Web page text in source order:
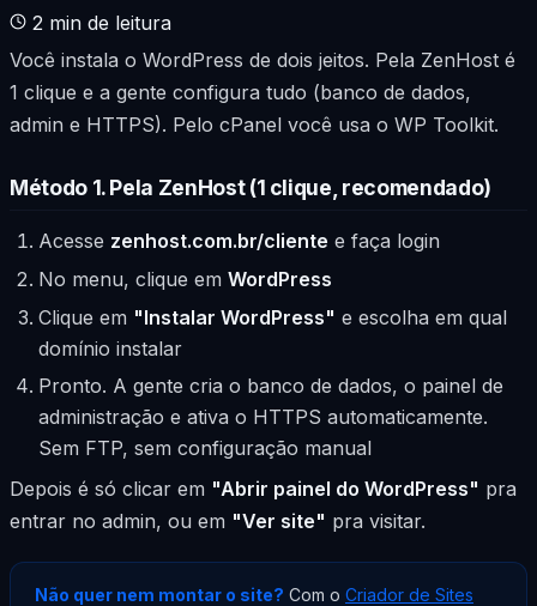
2 min de leitura
Você instala o WordPress de dois jeitos. Pela ZenHost é
1 clique e a gente configura tudo (banco de dados,
admin e HTTPS). Pelo cPanel você usa o WP Toolkit.
Método 1. Pela ZenHost (1 clique, recomendado)
Acesse zenhost.com.br/cliente e faça login
No menu, clique em WordPress
Clique em "Instalar WordPress" e escolha em qual
domínio instalar
Pronto. A gente cria o banco de dados, o painel de
administração e ativa o HTTPS automaticamente.
Sem FTP, sem configuração manual
Depois é só clicar em "Abrir painel do WordPress" pra
entrar no admin, ou em "Ver site" pra visitar.
Não quer nem montar o site? Com o Criador de Sites